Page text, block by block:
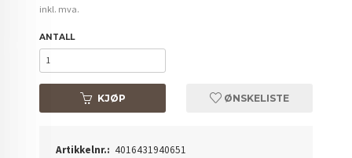
inkl. mva.
ANTALL
KJØP ØNSKELISTE
Artikkelnr.: 4016431940651